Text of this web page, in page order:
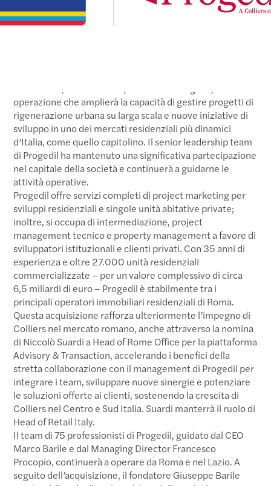
Colliers acquisisce Progedil, advisor leader del
mercato residenziale a Roma
operazione che amplierà la capacità di gestire progetti di
rigenerazione urbana su larga scala e nuove iniziative di
sviluppo in uno dei mercati residenziali più dinamici
d’Italia, come quello capitolino. Il senior leadership team
di Progedil ha mantenuto una significativa partecipazione
nel capitale della società e continuerà a guidarne le
attività operative.
Progedil offre servizi completi di project marketing per
sviluppi residenziali e singole unità abitative private;
inoltre, si occupa di intermediazione, project
management tecnico e property management a favore di
sviluppatori istituzionali e clienti privati. Con 35 anni di
esperienza e oltre 27.000 unità residenziali
commercializzate – per un valore complessivo di circa
6,5 miliardi di euro – Progedil è stabilmente tra i
principali operatori immobiliari residenziali di Roma.
Questa acquisizione rafforza ulteriormente l’impegno di
Colliers nel mercato romano, anche attraverso la nomina
di Niccolò Suardi a Head of Rome Office per la piattaforma
Advisory & Transaction, accelerando i benefici della
stretta collaborazione con il management di Progedil per
integrare i team, sviluppare nuove sinergie e potenziare
le soluzioni offerte ai clienti, sostenendo la crescita di
Colliers nel Centro e Sud Italia. Suardi manterrà il ruolo di
Head of Retail Italy.
Il team di 75 professionisti di Progedil, guidato dal CEO
Marco Barile e dal Managing Director Francesco
Procopio, continuerà a operare da Roma e nel Lazio. A
seguito dell’acquisizione, il fondatore Giuseppe Barile